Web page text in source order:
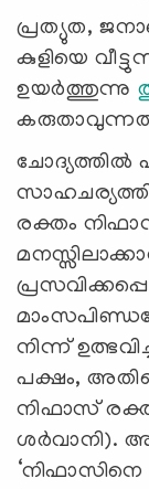
പ്രത്യുത,
കുളിയെ
ഉയർത്തുന്നു
ചോദ്യത്തിൽ
രക്തം
നിന്ന്
പക്ഷം,
നിഫാസ്
ശർവാനി).